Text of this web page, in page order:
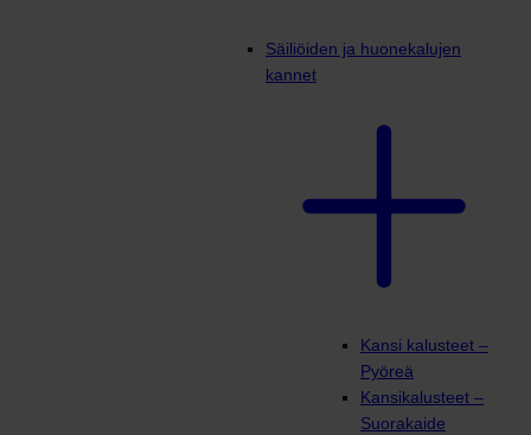
Säiliöiden ja huonekalujen
kannet
Kansi kalusteet –
Pyöreä
Kansikalusteet –
Suorakaide